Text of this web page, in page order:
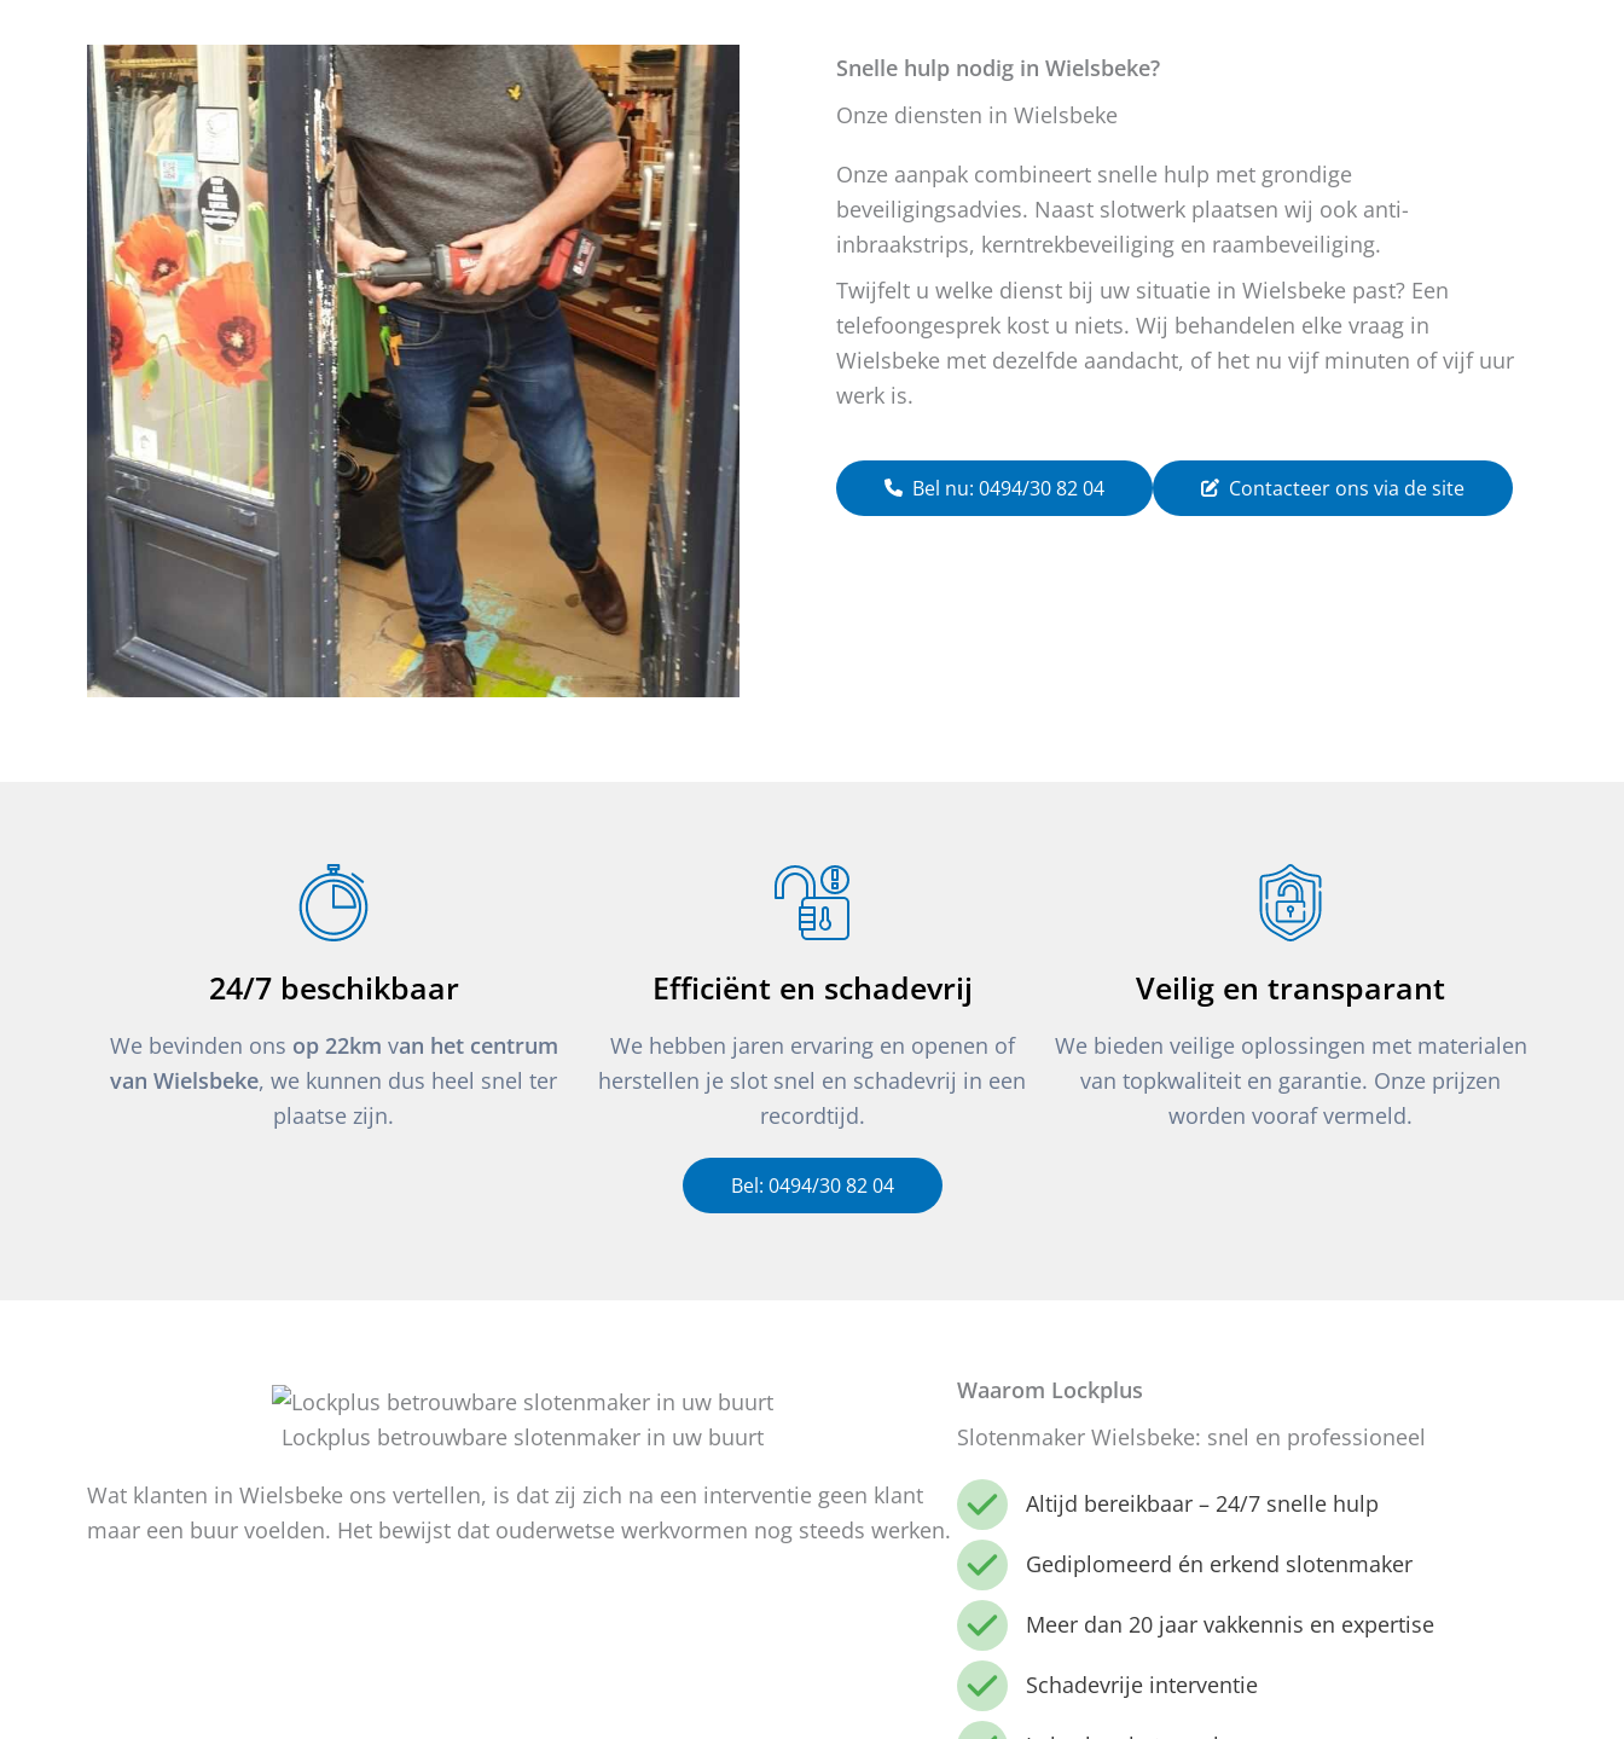
Snelle hulp nodig in Wielsbeke?
Onze diensten in Wielsbeke
Onze aanpak combineert snelle hulp met grondige
beveiligingsadvies. Naast slotwerk plaatsen wij ook anti-
inbraakstrips, kerntrekbeveiliging en raambeveiliging.
Twijfelt u welke dienst bij uw situatie in Wielsbeke past? Een
telefoongesprek kost u niets. Wij behandelen elke vraag in
Wielsbeke met dezelfde aandacht, of het nu vijf minuten of vijf uur
werk is.
Bel nu: 0494/30 82 04 Contacteer ons via de site
24/7 beschikbaar
We bevinden ons op 22km van het centrum
van Wielsbeke, we kunnen dus heel snel ter
plaatse zijn.
Efficiënt en schadevrij
We hebben jaren ervaring en openen of
herstellen je slot snel en schadevrij in een
recordtijd.
Bel: 0494/30 82 04
Veilig en transparant
We bieden veilige oplossingen met materialen
van topkwaliteit en garantie. Onze prijzen
worden vooraf vermeld.
Lockplus betrouwbare slotenmaker in uw buurt
Wat klanten in Wielsbeke ons vertellen, is dat zij zich na een interventie geen klant
maar een buur voelden. Het bewijst dat ouderwetse werkvormen nog steeds werken.
Waarom Lockplus
Slotenmaker Wielsbeke: snel en professioneel
Altijd bereikbaar – 24/7 snelle hulp
Gediplomeerd én erkend slotenmaker
Meer dan 20 jaar vakkennis en expertise
Schadevrije interventie